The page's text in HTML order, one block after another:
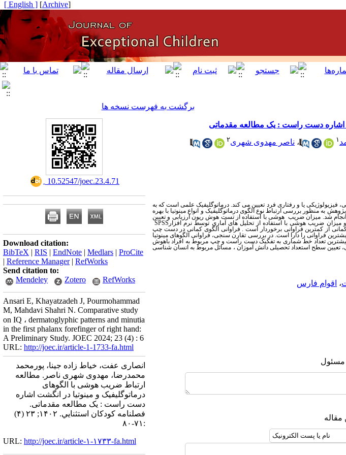
[
Archive
]
[ English ]
برگشت به فهرست نسخه ها
اشاره دست راست : یک مطالعه مقدماتی
۱ ، ناصر مهدوی شهری۲
یا و رفتاری فرد تعیین می کند. درماتوگلیفیک علمی است که به
به منظور بررسی ارتباط نوع الگوی درماتوگلیفیک و انواع مینوتیا با بهره
در استان خراسان رضوی انجام شد. میزان ضریب هوشی با استفاده از تست هوش ریون ارزیابی و تعیین
ضریب هوشی با استفاده از تحلیل های آماری توسط نرم افزار SPSS
از کمترین فراوانی برخوردار است . فراوانی الگوی کمانی در دست چپ
فراوانی را دارا است. در بررسی تقارن سنجی، فراوانی الگوهای مینوتیا
تعداد خط شماری به تفکیک دست راست و چپ مربوط به افراد باهوش
سطح استعداد تحصیلی دانش آموزان ، مسائل مربوط به انسان شناسی
، اقوام فارس
مسئول
مقاله
‎ 10.52547/joec.23.4.71
Download citation:
BibTeX | RIS | EndNote | Medlars | ProCite
| Reference Manager| RefWorks
Send citation to:
Mendeley
Zotero RefWorks
Ansari E, Khayatzadeh J, Pourmohammad
M, Mahdavi Shahri N. Comparative study
on IQ ، dermatoglyphic patterns and minutia
in the first phalanx forefinger of right hand:
A Preliminary Study. JOEC 2024; 23 (4) : 6
URL: http://joec.ir/article-1-1733-fa.html
انصاری عفت، خیاط زاده جینا، پورمحمد
محمدرضا، مهدوی شهری ناصر. مطالعه
ارتباط ضریب هوشی با الگوهای
درماتوگلیفیک و مینوتیا در انگشت اشاره
دست راست : یک مطالعه مقدماتی.
فصلنامه كودكان استثنايي. ۱۴۰۲; ۲۳ (۴)
:۷۱-۸۰
URL: http://joec.ir/article-۱-۱۷۳۳-fa.html